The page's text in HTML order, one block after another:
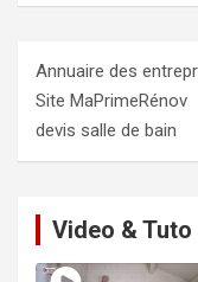
Annuaire des
Site MaPrimeRénov
devis salle de bain
Video & Tuto